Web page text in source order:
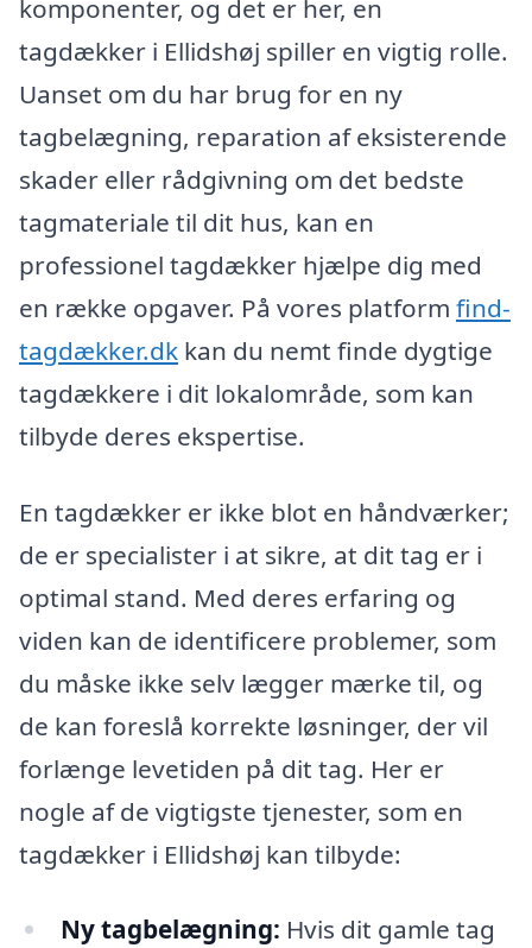
komponenter, og det er her, en
tagdækker i Ellidshøj spiller en vigtig rolle.
Uanset om du har brug for en ny
tagbelægning, reparation af eksisterende
skader eller rådgivning om det bedste
tagmateriale til dit hus, kan en
professionel tagdækker hjælpe dig med
en række opgaver. På vores platform find-
tagdækker.dk kan du nemt finde dygtige
tagdækkere i dit lokalområde, som kan
tilbyde deres ekspertise.
En tagdækker er ikke blot en håndværker;
de er specialister i at sikre, at dit tag er i
optimal stand. Med deres erfaring og
viden kan de identificere problemer, som
du måske ikke selv lægger mærke til, og
de kan foreslå korrekte løsninger, der vil
forlænge levetiden på dit tag. Her er
nogle af de vigtigste tjenester, som en
tagdækker i Ellidshøj kan tilbyde:
Ny tagbelægning: Hvis dit gamle tag